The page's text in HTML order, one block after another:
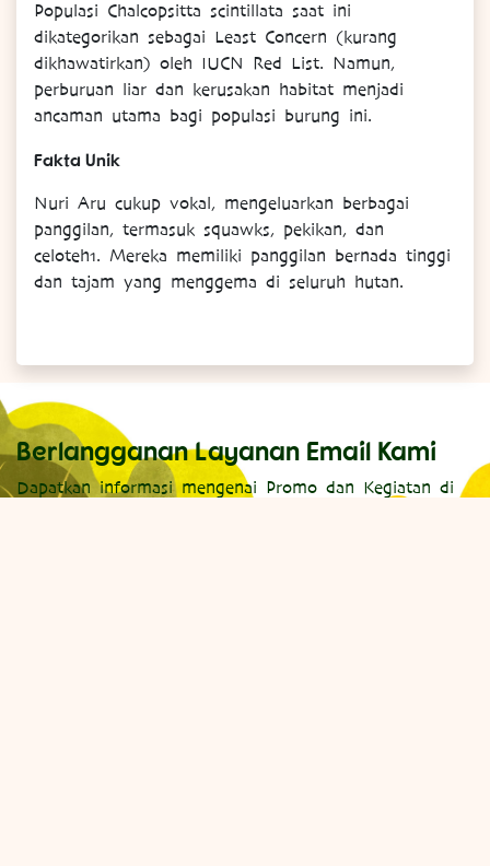
Populasi Chalcopsitta scintillata saat ini
dikategorikan sebagai Least Concern (kurang
dikhawatirkan) oleh IUCN Red List. Namun,
perburuan liar dan kerusakan habitat menjadi
ancaman utama bagi populasi burung ini.
Fakta Unik
Nuri Aru cukup vokal, mengeluarkan berbagai
panggilan, termasuk squawks, pekikan, dan
celoteh1. Mereka memiliki panggilan bernada tinggi
dan tajam yang menggema di seluruh hutan.
Berlangganan Layanan Email Kami
Dapatkan informasi mengenai Promo dan Kegiatan di